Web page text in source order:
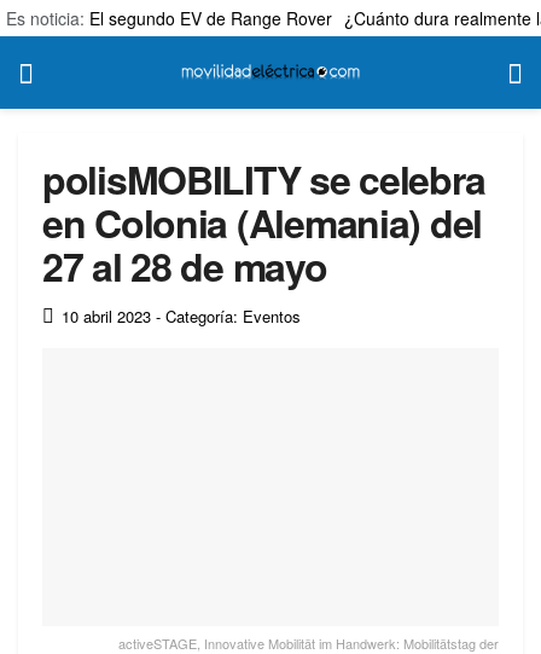
Es noticia: El segundo EV de Range Rover ¿Cuánto dura realmente
polisMOBILITY se celebra
en Colonia (Alemania) del
27 al 28 de mayo
10 abril 2023 - Categoría: Eventos
activeSTAGE, Innovative Mobilität im Handwerk: Mobilitätstag der